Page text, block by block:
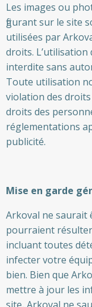
Les images ou
figurant sur le site
utilisées par
droits.
interdite sans
Toute utilisation
violation des droits
droits des
réglementations
publicité.
Mise en garde
Arkoval ne saurait
pourraient résulter
incluant toutes
infecter votre
bien. Bien que
mettre à jour les